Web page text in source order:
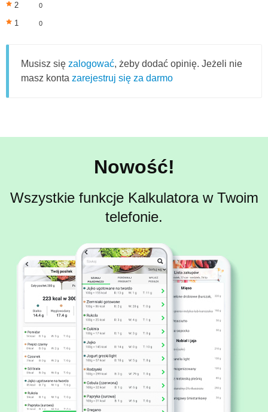
2 0
1 0
Musisz się zalogować, żeby dodać opinię. Jeżeli nie
masz konta zarejestruj się za darmo
Nowość!
Wszystkie funkcje Kalkulatora w Twoim
telefonie.